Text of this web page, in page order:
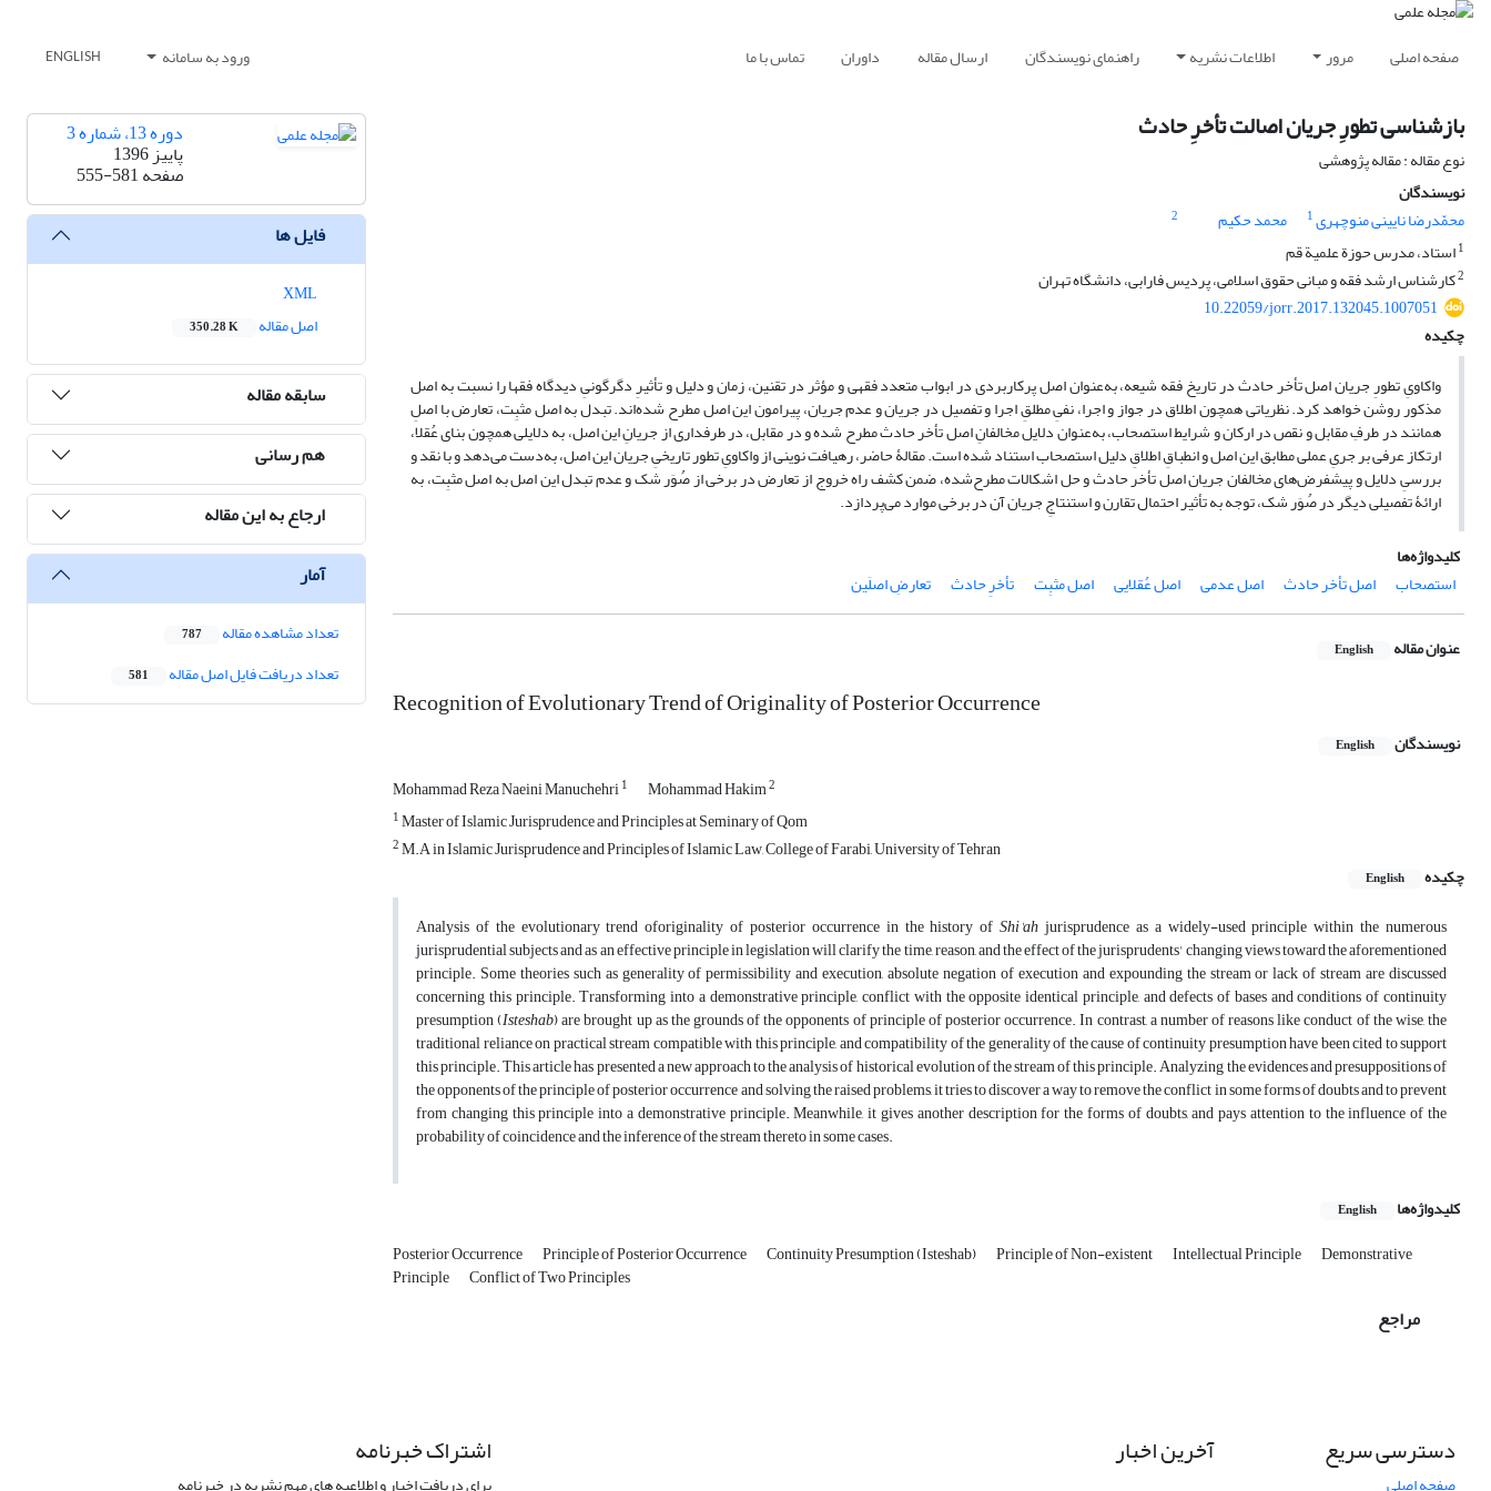
صفحه اصلی مرور اطلاعات نشریه راهنمای نویسندگان ارسال مقاله داوران تماس با ما ورود به سامانه ENGLISH
بازشناسی تطورِ جریان اصالت تأخرِ حادث
نوع مقاله : مقاله پژوهشی
نویسندگان
محمّدرضا نایینی منوچهری1 محمد حکیم
2
1استاد، مدرس حوزة علمیة قم
2کارشناس ارشد فقه و مبانی حقوق اسلامی، پردیس فارابی، دانشگاه تهران
10.22059/jorr.2017.132045.1007051
چکیده
واکاویِ تطورِ جریان اصل تأخر حادث در تاریخ فقه شیعه، به‌عنوان اصل پرکاربردی در ابواب متعدد فقهی و مؤثر در تقنین، زمان و دلیل و تأثیرِ دگرگونیِ دیدگاه فقها را نسبت به اصل
مذکور روشن خواهد کرد. نظریاتی همچون اطلاق در جواز و اجرا، نفیِ مطلقِ اجرا و تفصیل در جریان و عدم جریان، پیرامون این اصل مطرح شده‌اند. تبدل به اصل مثبِت، تعارض با اصلِ
همانند در طرفِ مقابل و نقص در ارکان و شرایط استصحاب، به‌عنوان دلایل مخالفانِ اصل تأخر حادث مطرح شده و در مقابل، در طرفداری از جریانِ این اصل، به دلایلی همچون بنای عُقلا،
ارتکاز عرفی بر جریِ عملی مطابق این اصل و انطباقِ اطلاقِ دلیل استصحاب استناد شده است. مقالۀ حاضر، رهیافت نوینی از واکاویِ تطور تاریخیِ جریان این اصل، به‌دست می‌دهد و با نقد و
بررسیِ دلایل و پیشفرض‌های مخالفان جریان اصل تأخر حادث و حل اشکالات مطرح‌شده، ضمن کشف راه خروج از تعارض در برخی از صُوَر شک و عدم تبدل این اصل به اصل مثبِت، به
ارائۀ تفصیلی دیگر در صُوَر شک، توجه به تأثیر احتمال تقارن و استنتاجِ جریان آن در برخی موارد می‌پردازد.
کلیدواژه‌ها
استصحاب
اصل تأخر حادث اصل عدمی اصل عُقلایی اصل مثبِت تأخرِ حادث تعارضِ اصلَین
عنوان مقاله English
Recognition of Evolutionary Trend of Originality of Posterior Occurrence
نویسندگان English
Mohammad Reza Naeini Manuchehri1 Mohammad Hakim2
1Master of Islamic Jurisprudence and Principles at Seminary of Qom
2M.A in Islamic Jurisprudence and Principles of Islamic Law, College of Farabi, University of Tehran
چکیده
English
Analysis of the evolutionary trend oforiginality of posterior occurrence in the history ofShi'ahjurisprudence as a widely-used principle within the numerous
jurisprudential subjects and as an effective principle in legislation will clarify the time, reason, and the effect of the jurisprudents' changing views toward the aforementioned
principle. Some theories such as generality of permissibility and execution, absolute negation of execution and expounding the stream or lack of stream are discussed
concerning this principle. Transforming into a demonstrative principle, conflict with the opposite identical principle, and defects of bases and conditions of continuity
presumption (Isteshab) are brought up as the grounds of the opponents of principle of posterior occurrence. In contrast, a number of reasons like conduct of the wise, the
traditional reliance on practical stream compatible with this principle, and compatibility of the generality of the cause of continuity presumption have been cited to support
this principle. This article has presented a new approach to the analysis of historical evolution of the stream of this principle. Analyzing the evidences and presuppositions of
the opponents of the principle of posterior occurrence and solving the raised problems, it tries to discover a way to remove the conflict in some forms of doubts and to prevent
from changing this principle into a demonstrative principle. Meanwhile, it gives another description for the forms of doubts, and pays attention to the influence of the
probability of coincidence and the inference of the stream thereto in some cases.
کلیدواژه‌ها English
Posterior Occurrence Principle of Posterior Occurrence Continuity Presumption (Isteshab) Principle of Non-existent Intellectual Principle Demonstrative
Principle Conflict of Two Principles
مراجع
دوره 13، شماره 3
پاییز 1396
صفحه555-581
فایل ها
اصل مقاله
350.28 K
سابقه مقاله
هم رسانی
ارجاع به این مقاله
آمار
تعداد مشاهده مقاله 787
تعداد دریافت فایل اصل مقاله 581
دسترسی سریع آخرین اخبار اشتراک خبرنامه